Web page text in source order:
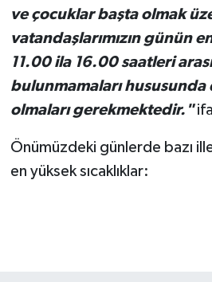
ve çocuklar başta olmak
vatandaşlarımızın günün
11.00 ila 16.00 saatleri
bulunmamaları
olmaları gerekmektedir."
Önümüzdeki günlerde bazı
en yüksek sıcaklıklar: